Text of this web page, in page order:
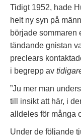
Tidigt 1952, hade
helt ny syn på
började sommaren
tändande gnistan
preclears
i begrepp av
”Ju mer man
till insikt att här, i
alldeles för många
Under de följande